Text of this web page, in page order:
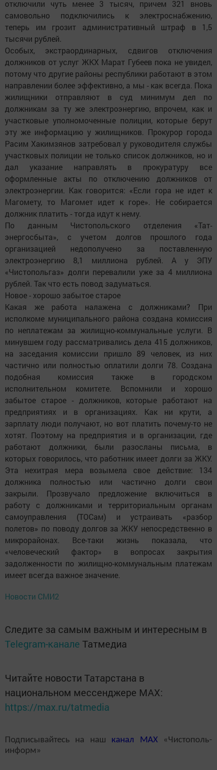
отключили чуть менее 3 тысяч, причем 321 вновь
самовольно подключились к электроснабжению,
теперь им грозит административный штраф в 1,5
тысячи рублей.
Особых, экстраординарных, сдвигов отключения
должников от услуг ЖКХ Марат Губеев пока не увидел,
потому что другие районы респуб­лики работают в этом
направлении более эффективно, а мы - как всегда. Пока
жилищники отправляют в суд минимум дел по
должникам за ту же электроэнергию, впрочем, как и
участковые уполномоченные полиции, которые берут
эту же информацию у жилищников. Прокурор города
Расим Хакимзянов затребовал у руководителя службы
участковых полиции не только список должников, но и
дал указание направлять в прокуратуру все
оформленные акты по отключению должников от
электроэнергии. Как говорится: «Если гора не идет к
Магомету, то Магомет идет к горе». Не собирается
должник платить - тогда идут к нему.
По данным Чистопольского отделения «Тат­
энергосбыта», с учетом долгов прошлого года
организацией недополучено за поставленную
электроэнергию 8,1 миллиона рублей. А у ЭПУ
«Чистопольгаз» долги перевалили уже за 4 миллиона
рублей. Так что есть повод задуматься.
Новое - хорошо забытое старое
Какая же работа налажена с должниками? При
исполкоме муниципального района создана комиссия
по неплатежам за жилищно-коммунальные услуги. В
минувшем году рассматривались дела 415 должников,
на заседания комиссии пришло 89 человек, из них
частично или полностью оплатили долги 78. Создана
подобная комиссия также в городском
исполнительном комитете. Вспомнили и хорошо
забытое старое - должников, которые работают на
предприятиях и в организациях. Как ни крути, а
зарплату люди получают, но вот платить почему-то не
хотят. Поэтому на предприятия и в организации, где
работают должники, были разосланы письма, в
которых говорилось, что работник имеет долги за ЖКУ.
Эта нехитрая мера возымела свое действие: 134
должника полностью или частично долги свои
закрыли. Прозвучало предложение включиться в
работу с должниками и территориальным органам
самоуправления (ТОСам) и устраивать «разбор
полетов» по поводу долгов за ЖКУ непосредственно в
микрорайонах. Все-таки жизнь показала, что
«человеческий фактор» в воп­росах закрытия
задолженности по жилищно-коммунальным платежам
имеет всегда важное значение.
Новости СМИ2
Следите за самым важным и интересным в
Telegram-канале Татмедиа
Читайте новости Татарстана в
национальном мессенджере MАХ:
https://max.ru/tatmedia
Подписывайтесь на наш канал MAX«Чистополь-
информ»